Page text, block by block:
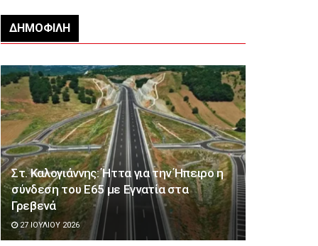
ΔΗΜΟΦΙΛΉ
Στ. Καλογιάννης: Ήττα για την Ήπειρο η
σύνδεση του Ε65 με Εγνατία στα
Γρεβενά
27 ΙΟΥΛΊΟΥ 2026